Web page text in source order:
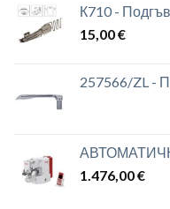
К710 -
15,00€
257566/ZL -
1.476,00€